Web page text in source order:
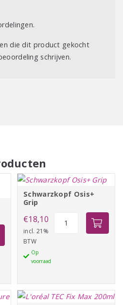
die dit product gekocht
schrijven.
Schwarzkopf Osis+
Grip
€18,10
incl. 21%
BTW
Op
voorraad
Schwarzkopf